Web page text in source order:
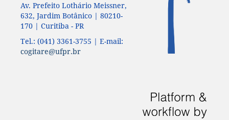
Av. Prefeito Lothário Meissner,
632, Jardim Botânico | 80210-
170 | Curitiba - PR
Tel.: (041) 3361-3755 | E-mail:
cogitare@ufpr.br